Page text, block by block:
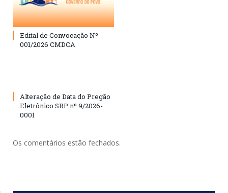
Edital de Convocação Nº
001/2026 CMDCA
Alteração de Data do Pregão
Eletrônico SRP nº 9/2026-
0001
Os comentários estão fechados.